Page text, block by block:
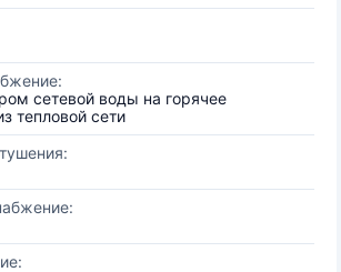
сетевой воды на горячее
тепловой сети